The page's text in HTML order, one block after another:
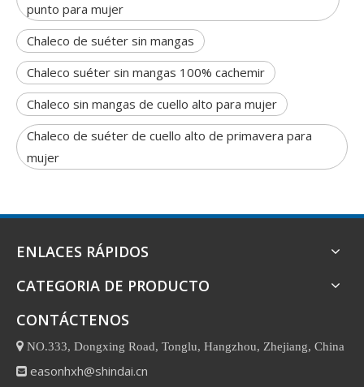
punto para mujer
Chaleco de suéter sin mangas
Chaleco suéter sin mangas 100% cachemir
Chaleco sin mangas de cuello alto para mujer
Chaleco de suéter de cuello alto de primavera para
mujer
ENLACES RÁPIDOS
CATEGORIA DE PRODUCTO
CONTÁCTENOS
 NO.333, Dongxing Road, Tonglu, Hangzhou, Zhejiang, China
 easonhxh@shindai.cn